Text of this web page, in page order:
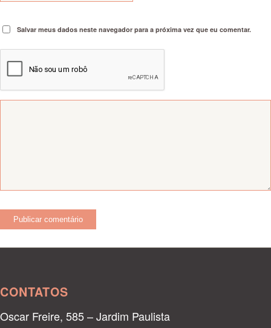
Salvar meus dados neste navegador para a próxima vez que eu comentar.
CONTATOS
Oscar Freire, 585 – Jardim Paulista